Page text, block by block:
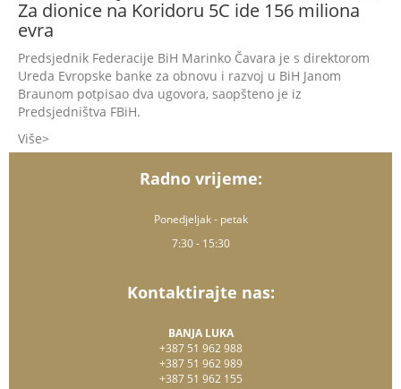
Za dionice na Koridoru 5C ide 156 miliona
evra
Predsjednik Federacije BiH Marinko Čavara je s direktorom
Ureda Evropske banke za obnovu i razvoj u BiH Janom
Braunom potpisao dva ugovora, saopšteno je iz
Predsjedništva FBiH.
Više
Radno vrijeme:
Ponedjeljak - petak
7:30 - 15:30
Kontaktirajte nas:
BANJA LUKA
+387 51 962 988
+387 51 962 989
+387 51 962 155